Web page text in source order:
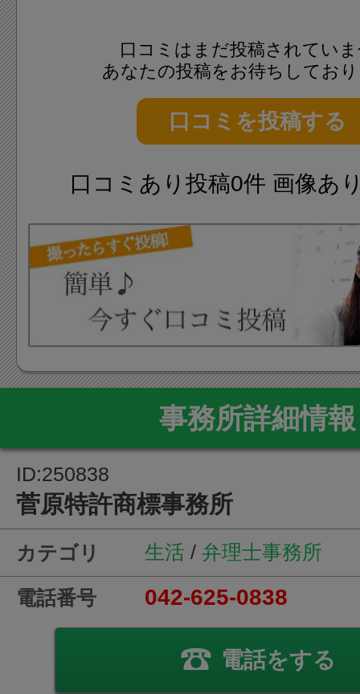
口コミはまだ投稿されてい
あなたの投稿をお待ちしてお
口コミを投稿する
口コミあり投稿0件 画像あ
事務所詳細情報
ID:250838
菅原特許商標事務所
カテゴリ 生活 / 弁理士事務所
電話番号 042-625-0838
電話をする